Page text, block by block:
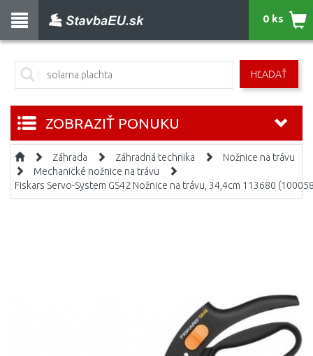
HĽADAŤ
0 ks
ZOBRAZIŤ PONUKU
Záhrada Záhradná technika
Nožnice na trávu
Mechanické nožnice na trávu
Fiskars Servo-System GS42 Nožnice na trávu, 34,4cm 113680